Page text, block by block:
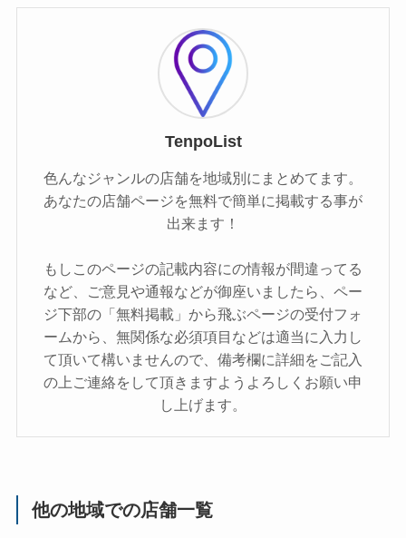
TenpoList
色んなジャンルの店舗を地域別にまとめてます。
あなたの店舗ページを無料で簡単に掲載する事が
出来ます！
もしこのページの記載内容にの情報が間違ってる
など、ご意見や通報などが御座いましたら、ペー
ジ下部の「無料掲載」から飛ぶページの受付フォ
ームから、無関係な必須項目などは適当に入力し
て頂いて構いませんので、備考欄に詳細をご記入
の上ご連絡をして頂きますようよろしくお願い申
し上げます。
他の地域での店舗一覧